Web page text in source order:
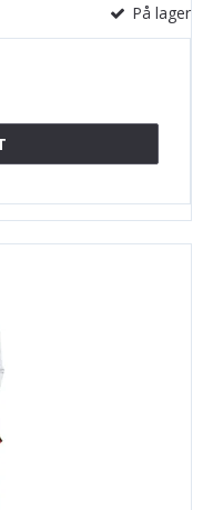
På lager